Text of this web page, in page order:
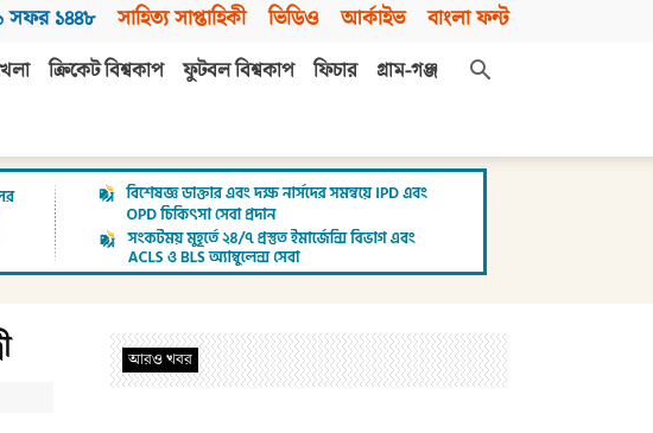
সফর ১৪৪৮ সাহিত্য সাপ্তাহিকী ভিডিও আর্কাইভ বাংলা ফন্ট
ক্রিকেট বিশ্বকাপ ফুটবল বিশ্বকাপ ফিচার
গ্রাম-গঞ্জ
আরও খবর